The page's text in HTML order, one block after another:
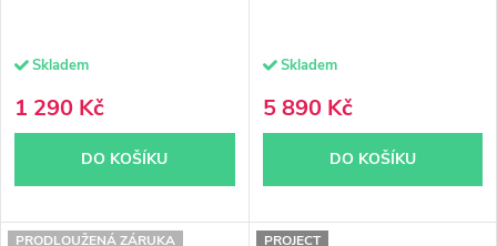
Skladem
1 290 Kč
DO KOŠÍKU
Skladem
5 890 Kč
DO KOŠÍKU
PRODLOUŽENÁ ZÁRUKA PROJECT